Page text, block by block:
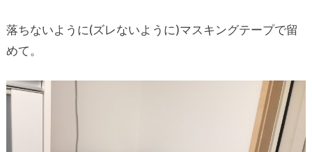
落ちないように(ズレないように)マスキングテープで留
めて。